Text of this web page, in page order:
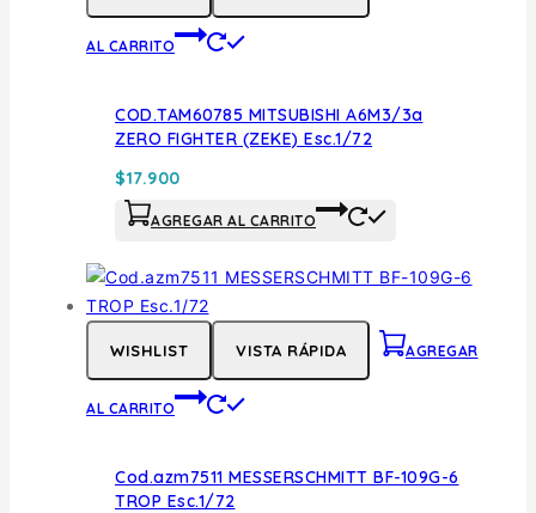
AL CARRITO
COD.TAM60785 MITSUBISHI A6M3/3a
ZERO FIGHTER (ZEKE) Esc.1/72
$17.900
AGREGAR AL CARRITO
WISHLIST VISTA RÁPIDA AGREGAR
AL CARRITO
Cod.azm7511 MESSERSCHMITT BF-109G-6
TROP Esc.1/72